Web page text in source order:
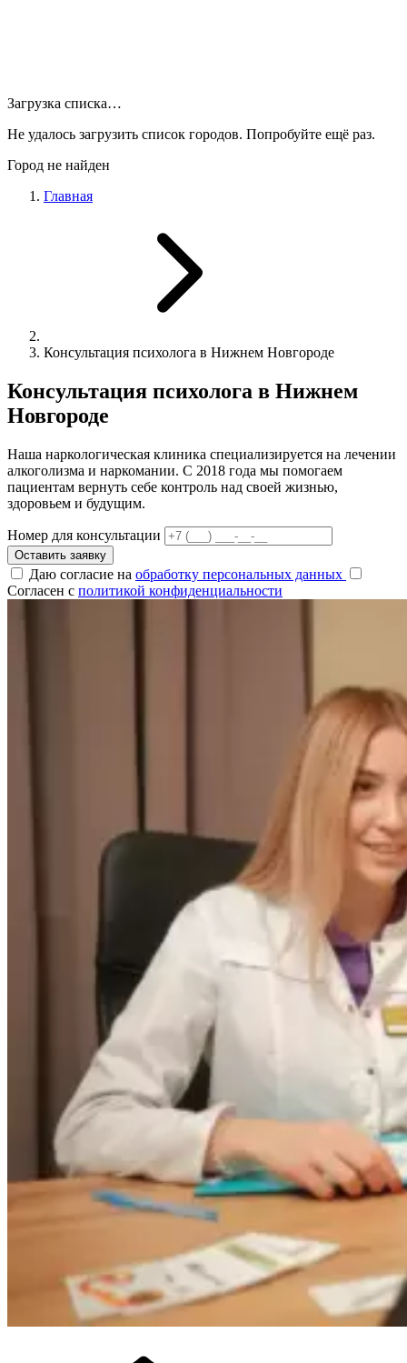
Загрузка списка…
Не удалось загрузить список городов. Попробуйте ещё раз.
Город не найден
Главная
Консультация психолога в Нижнем Новгороде
Консультация психолога в Нижнем
Новгороде
Наша наркологическая клиника специализируется на лечении
алкоголизма и наркомании. С 2018 года мы помогаем
пациентам вернуть себе контроль над своей жизнью,
здоровьем и будущим.
Номер для консультации
Оставить заявку
Даю согласие на обработку персональных данных
Согласен с политикой конфиденциальности